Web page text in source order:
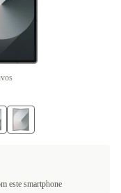
este smartphone